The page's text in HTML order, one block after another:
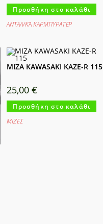
Προσθήκη στο καλάθι
ΑΝΤΑΛ/ΚΆ ΚΑΡΜΠΥΡΑΤΈΡ
ΜΙΖΑ KAWASAKI KAZE-R 115
25,00€
Προσθήκη στο καλάθι
ΜΙΖΕΣ